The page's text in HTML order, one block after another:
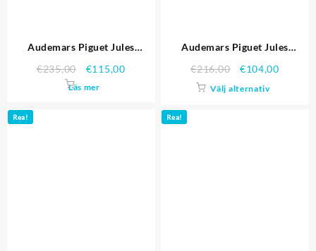
Audemars Piguet Jules
3403
€235,00 €115,00
Läs mer
Audemars Piguet Jules
3406
€216,00 €104,00
Välj alternativ
Rea! Rea!